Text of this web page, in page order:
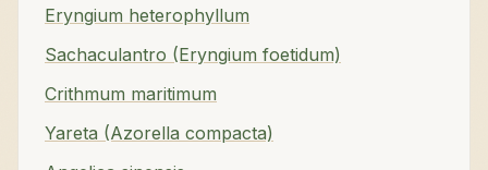
Eryngium heterophyllum
Sachaculantro (Eryngium foetidum)
Crithmum maritimum
Yareta (Azorella compacta)